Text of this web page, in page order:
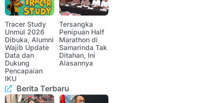
Tracer Study
Unmul 2026
Dibuka, Alumni
Wajib Update
Data dan
Dukung
Pencapaian
IKU
Tersangka
Penipuan Half
Marathon di
Samarinda Tak
Ditahan, Ini
Alasannya
Berita Terbaru